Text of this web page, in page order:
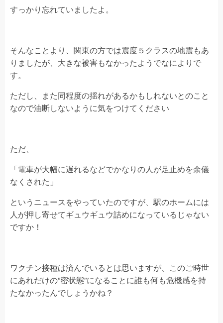
すっかり忘れていましたよ。
そんなことより、関東の方では震度５クラスの地震もあ
りましたが、大きな被害もなかったようでなによりで
す。
ただし、また同程度の揺れがあるかもしれないとのこと
なので油断しないように気をつけてください
ただ、
「電車が大幅に遅れるなどでかなりの人が足止めを余儀
なくされた」
というニュースをやっていたのですが、駅のホームには
人が押し寄せてギュウギュウ詰めになっているじゃない
ですか！
ワクチン接種は済んでいるとは思いますが、このご時世
にあれだけの”密状態”になることに誰も何も危機感を持
たなかったんでしょうかね？